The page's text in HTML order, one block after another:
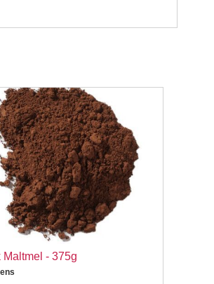
Maltmel - 375g